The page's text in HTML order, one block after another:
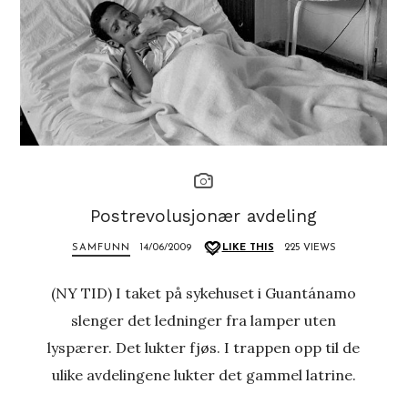
Postrevolusjonær avdeling
SAMFUNN 14/06/2009 LIKE THIS 225 VIEWS
(NY TID) I taket på sykehuset i Guantánamo
slenger det ledninger fra lamper uten
lyspærer. Det lukter fjøs. I trappen opp til de
ulike avdelingene lukter det gammel latrine.